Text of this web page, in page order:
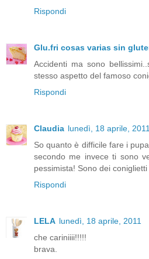
Rispondi
Glu.fri cosas varias sin
Accidenti ma sono
stesso aspetto del famoso
Rispondi
Claudia lunedì, 18 aprile, 2011
So quanto è difficile fare i
secondo me invece ti sono
pessimista! Sono dei
Rispondi
LELA lunedì, 18 aprile, 2011
che cariniiii!!!!!
brava.